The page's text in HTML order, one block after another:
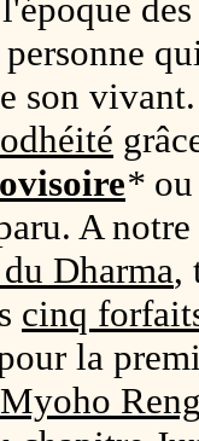
son
*
A
Dharma,
cinq
la